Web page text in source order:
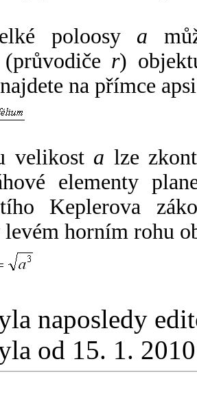
poloosy a
r)
na přímce
velikost a lze
elementy
Keplerova
levém horním rohu
naposledy
od 15. 1.